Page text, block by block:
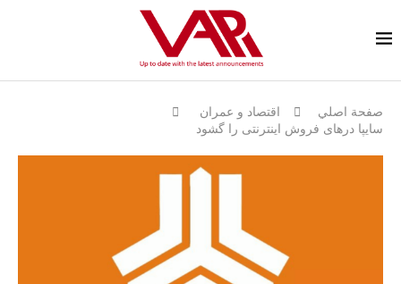
صفحة اصلي
اقتصاد و عمران
سایپا درهای فروش اینترنتی را گشود